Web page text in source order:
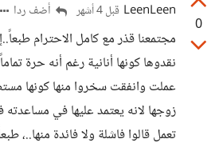
0
LeenLeen قبل 4 أشهر أضف ردا
مجتمعنا قذر مع كامل الاحترام
نقدوها كونها أنانية رغم أنه حرة
عملت وانفقت سخروا منها كونها
زوجها لانه يعتمد عليها في
تعمل قالوا فاشلة ولا فائدة منها..،